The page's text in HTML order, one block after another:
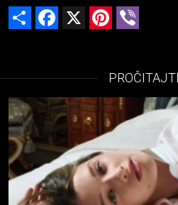
Share Facebook Pinterest